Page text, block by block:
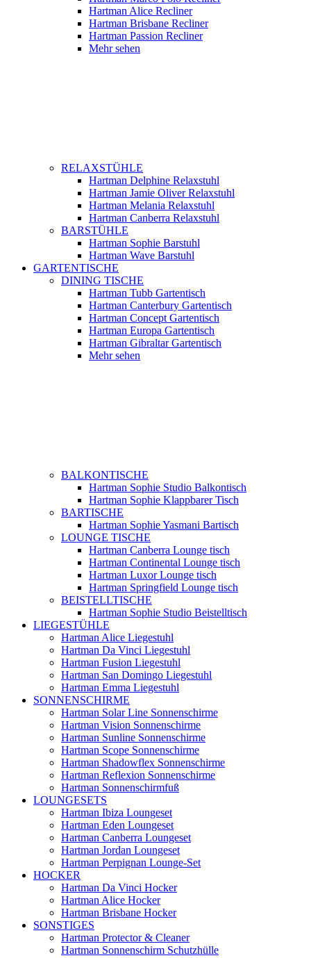
Hartman Alice Recliner
Hartman Brisbane Recliner
Hartman Passion Recliner
Mehr sehen
RELAXSTÜHLE
Hartman Delphine Relaxstuhl
Hartman Jamie Oliver Relaxstuhl
Hartman Melania Relaxstuhl
Hartman Canberra Relaxstuhl
BARSTÜHLE
Hartman Sophie Barstuhl
Hartman Wave Barstuhl
GARTENTISCHE
DINING TISCHE
Hartman Tubb Gartentisch
Hartman Canterbury Gartentisch
Hartman Concept Gartentisch
Hartman Europa Gartentisch
Hartman Gibraltar Gartentisch
Mehr sehen
BALKONTISCHE
Hartman Sophie Studio Balkontisch
Hartman Sophie Klappbarer Tisch
BARTISCHE
Hartman Sophie Yasmani Bartisch
LOUNGE TISCHE
Hartman Canberra Lounge tisch
Hartman Continental Lounge tisch
Hartman Luxor Lounge tisch
Hartman Springfield Lounge tisch
BEISTELLTISCHE
Hartman Sophie Studio Beistelltisch
LIEGESTÜHLE
Hartman Alice Liegestuhl
Hartman Da Vinci Liegestuhl
Hartman Fusion Liegestuhl
Hartman San Domingo Liegestuhl
Hartman Emma Liegestuhl
SONNENSCHIRME
Hartman Solar Line Sonnenschirme
Hartman Vision Sonnenschirme
Hartman Sunline Sonnenschirme
Hartman Scope Sonnenschirme
Hartman Shadowflex Sonnenschirme
Hartman Reflexion Sonnenschirme
Hartman Sonnenschirmfuß
LOUNGESETS
Hartman Ibiza Loungeset
Hartman Eden Loungeset
Hartman Canberra Loungeset
Hartman Jordan Loungeset
Hartman Perpignan Lounge-Set
HOCKER
Hartman Da Vinci Hocker
Hartman Alice Hocker
Hartman Brisbane Hocker
SONSTIGES
Hartman Protector & Cleaner
Hartman Sonnenschirm Schutzhülle